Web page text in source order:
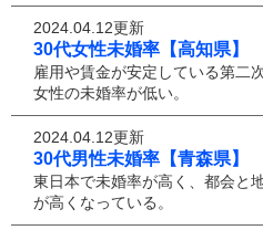
2024.04.12更新
30代女性未婚率【高知県】
雇用や賃金が安定している第二
女性の未婚率が低い。
2024.04.12更新
30代男性未婚率【青森県】
東日本で未婚率が高く、都会と
が高くなっている。